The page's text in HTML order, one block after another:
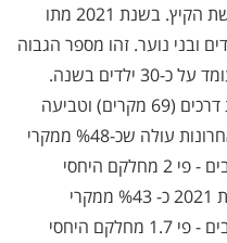
(2017-2021) מתו 150 ילדים בחופשת הקיץ. בשנת 2021 מתו
חופשת הקיץ בממוצע 35 ילדים ובני נוער. זהו מספר הגבוה
מממוצע חמש השנים האחרונות העומד על כ-30 ילדים בשנה.
גורמי התמותה המובילים הם תאונות דרכים (69 מקרים) וטביעה
(35 מקרים) מנתוני חמש השנים האחרונות עולה שכ-%48 ממקרי
התמותה היו של ילדים ובני נוער ערבים - פי 2 מחלקם היחסי
באוכלוסיית הילדים ובני הנוער. בשנת 2021 כ- %43 ממקרי
התמותה היו של ילדים ובני נוער ערבים - פי 1.7 מחלקם היחסי